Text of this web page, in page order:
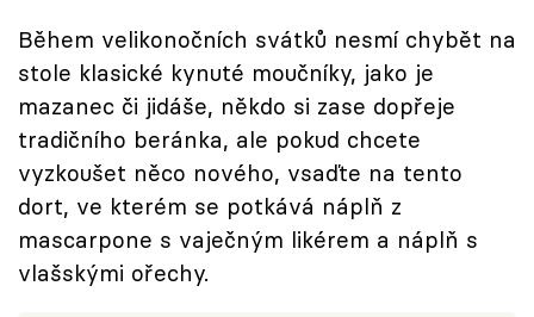
Sledujte nás
Během velikonočních svátků nesmí chybět na
stole klasické kynuté moučníky, jako je
mazanec či jidáše, někdo si zase dopřeje
tradičního beránka, ale pokud chcete
vyzkoušet něco nového, vsaďte na tento
dort, ve kterém se potkává náplň z
mascarpone s vaječným likérem a náplň s
vlašskými ořechy.